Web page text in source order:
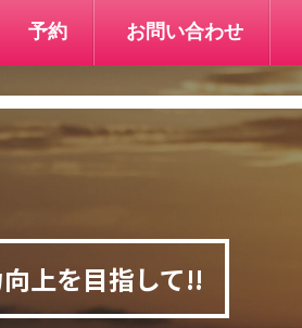
予約 お問い合わせ
上を目指して!!